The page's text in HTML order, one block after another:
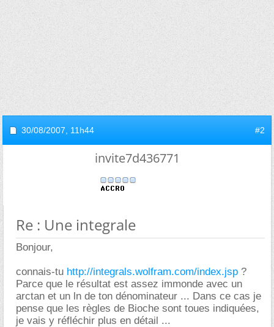
30/08/2007, 11h44 #2
invite7d436771
Re : Une integrale
Bonjour,
connais-tu http://integrals.wolfram.com/index.jsp ?
Parce que le résultat est assez immonde avec un
arctan et un ln de ton dénominateur ... Dans ce cas je
pense que les règles de Bioche sont toues indiquées,
je vais y réfléchir plus en détail ...